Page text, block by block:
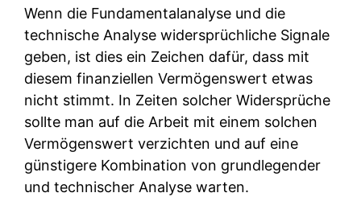
Wenn die Fundamentalanalyse und die
technische Analyse widersprüchliche Signale
geben, ist dies ein Zeichen dafür, dass mit
diesem finanziellen Vermögenswert etwas
nicht stimmt. In Zeiten solcher Widersprüche
sollte man auf die Arbeit mit einem solchen
Vermögenswert verzichten und auf eine
günstigere Kombination von grundlegender
und technischer Analyse warten.